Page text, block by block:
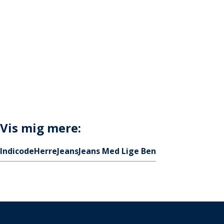
Vis mig mere:
IndicodeHerreJeansJeans Med Lige Ben